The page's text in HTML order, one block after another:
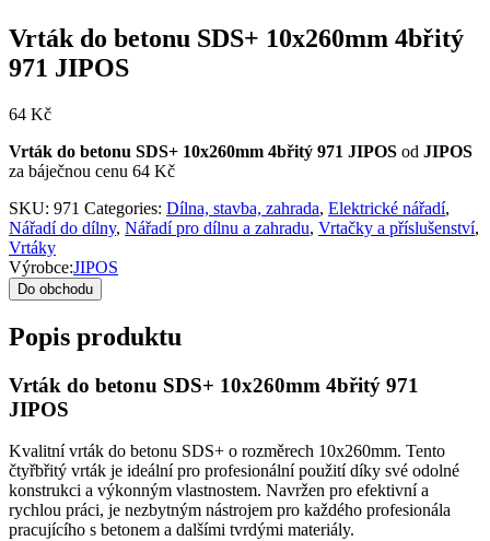
Vrták do betonu SDS+ 10x260mm 4břitý
971 JIPOS
64 Kč
Vrták do betonu SDS+ 10x260mm 4břitý 971 JIPOS od JIPOS
za báječnou cenu 64 Kč
SKU: 971 Categories: Dílna, stavba, zahrada, Elektrické nářadí,
Nářadí do dílny, Nářadí pro dílnu a zahradu, Vrtačky a příslušenství,
Vrtáky
Výrobce:JIPOS
Do obchodu
Popis produktu
Vrták do betonu SDS+ 10x260mm 4břitý 971
JIPOS
Kvalitní vrták do betonu SDS+ o rozměrech 10x260mm. Tento
čtyřbřitý vrták je ideální pro profesionální použití díky své odolné
konstrukci a výkonným vlastnostem. Navržen pro efektivní a
rychlou práci, je nezbytným nástrojem pro každého profesionála
pracujícího s betonem a dalšími tvrdými materiály.